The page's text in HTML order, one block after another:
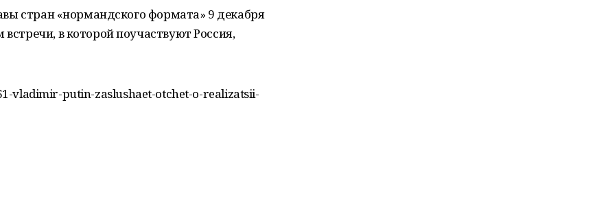
стран «нормандского формата» 9 декабря
в которой поучаствуют Россия,
vladimir-putin-zaslushaet-otchet-o-realizatsii-